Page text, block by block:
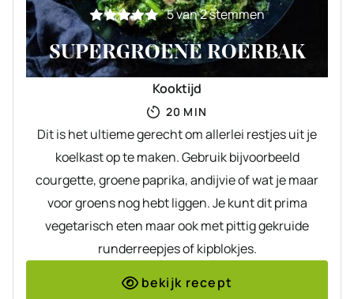
5van2stemmen
SUPERGROENE ROERBAK
Kooktijd
20 MINUTEN
MIN
Dit is het ultieme gerecht om allerlei restjes uit je
koelkast op te maken. Gebruik bijvoorbeeld
courgette, groene paprika, andijvie of wat je maar
voor groens nog hebt liggen. Je kunt dit prima
vegetarisch eten maar ook met pittig gekruide
runderreepjes of kipblokjes.
bekijk recept